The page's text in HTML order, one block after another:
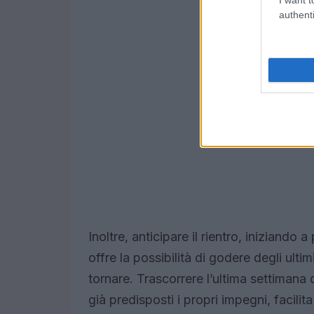
Inoltre, anticipare il rientro, iniziando
offre la possibilità di godere degli
tornare. Trascorrere l’ultima
già predisposti i propri impegni,